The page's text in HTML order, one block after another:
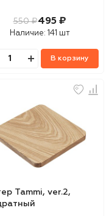
550 ₽495 ₽
Наличие: 141 шт
В корзину
Tammi, ver.2,